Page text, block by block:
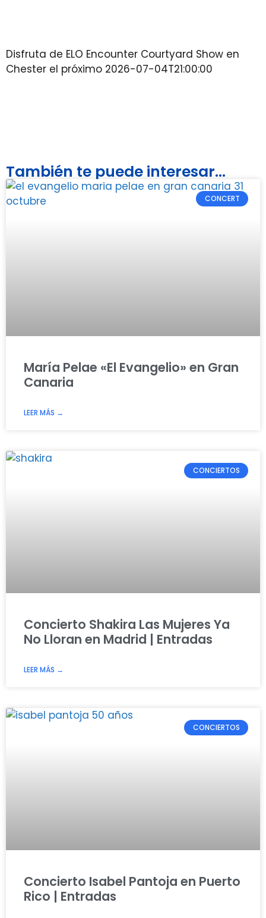
Disfruta de ELO Encounter Courtyard Show en
Chester el próximo 2026-07-04T21:00:00
También te puede interesar...
CONCERT
María Pelae «El Evangelio» en Gran
Canaria
LEER MÁS →
CONCIERTOS
Concierto Shakira Las Mujeres Ya
No Lloran en Madrid | Entradas
LEER MÁS →
CONCIERTOS
Concierto Isabel Pantoja en Puerto
Rico | Entradas